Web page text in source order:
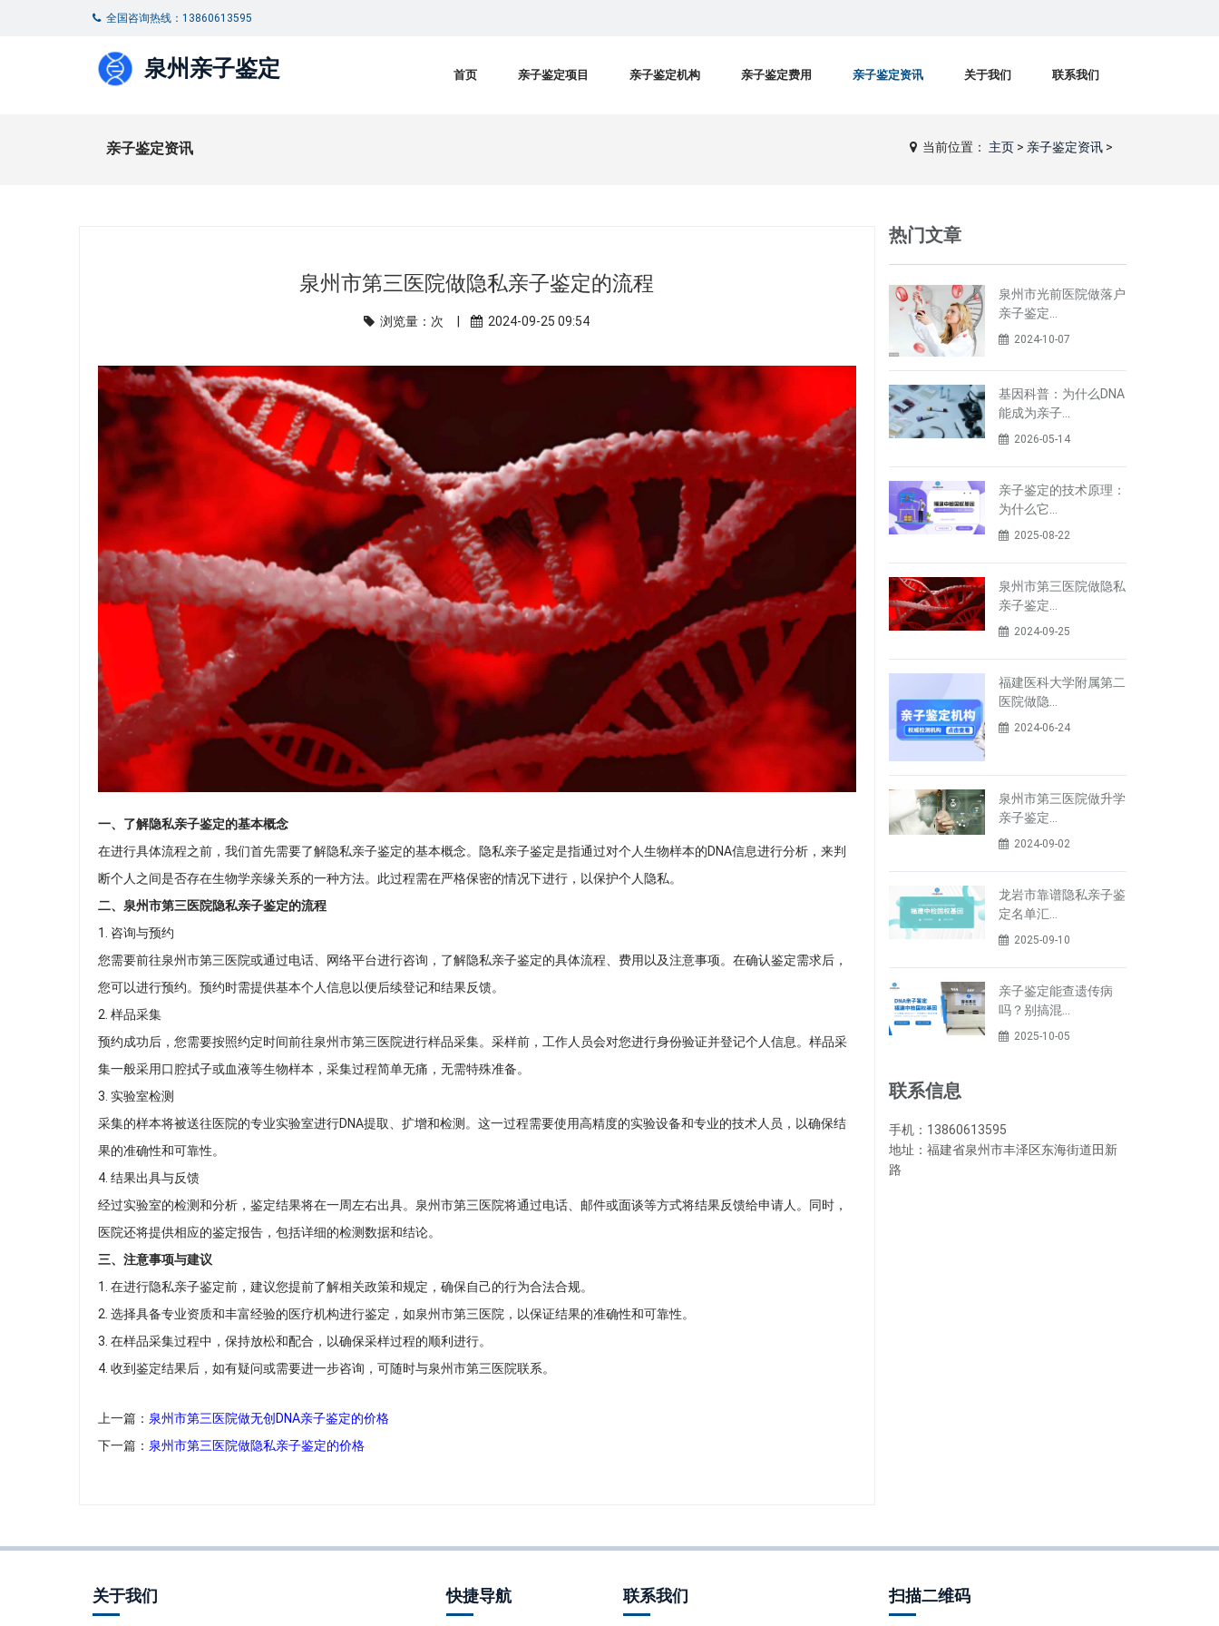
全国咨询热线：13860613595
泉州亲子鉴定 首页 亲子鉴定项目 亲子鉴定机构 亲子鉴定费用 亲子鉴定资讯 关于我们 联系我们
亲子鉴定资讯 当前位置： 主页 > 亲子鉴定资讯 >
泉州市第三医院做隐私亲子鉴定的流程
浏览量： 次 | 2024-09-25 09:54
一、了解隐私亲子鉴定的基本概念
在进行具体流程之前，我们首先需要了解隐私亲子鉴定的基本概念。隐私亲子鉴定是指通过对个人生物样本的DNA信息进行分析，来判
断个人之间是否存在生物学亲缘关系的一种方法。此过程需在严格保密的情况下进行，以保护个人隐私。
二、泉州市第三医院隐私亲子鉴定的流程
1. 咨询与预约
您需要前往泉州市第三医院或通过电话、网络平台进行咨询，了解隐私亲子鉴定的具体流程、费用以及注意事项。在确认鉴定需求后，
您可以进行预约。预约时需提供基本个人信息以便后续登记和结果反馈。
2. 样品采集
预约成功后，您需要按照约定时间前往泉州市第三医院进行样品采集。采样前，工作人员会对您进行身份验证并登记个人信息。样品采
集一般采用口腔拭子或血液等生物样本，采集过程简单无痛，无需特殊准备。
3. 实验室检测
采集的样本将被送往医院的专业实验室进行DNA提取、扩增和检测。这一过程需要使用高精度的实验设备和专业的技术人员，以确保结
果的准确性和可靠性。
4. 结果出具与反馈
经过实验室的检测和分析，鉴定结果将在一周左右出具。泉州市第三医院将通过电话、邮件或面谈等方式将结果反馈给申请人。同时，
医院还将提供相应的鉴定报告，包括详细的检测数据和结论。
三、注意事项与建议
1. 在进行隐私亲子鉴定前，建议您提前了解相关政策和规定，确保自己的行为合法合规。
2. 选择具备专业资质和丰富经验的医疗机构进行鉴定，如泉州市第三医院，以保证结果的准确性和可靠性。
3. 在样品采集过程中，保持放松和配合，以确保采样过程的顺利进行。
4. 收到鉴定结果后，如有疑问或需要进一步咨询，可随时与泉州市第三医院联系。
上一篇： 泉州市第三医院做无创DNA亲子鉴定的价格
下一篇： 泉州市第三医院做隐私亲子鉴定的价格
热门文章
泉州市光前医院做落户
亲子鉴定…
2024-10-07
基因科普：为什么DNA
能成为亲子…
2026-05-14
亲子鉴定的技术原理：
为什么它…
2025-08-22
泉州市第三医院做隐私
亲子鉴定…
2024-09-25
福建医科大学附属第二
医院做隐…
2024-06-24
泉州市第三医院做升学
亲子鉴定…
2024-09-02
龙岩市靠谱隐私亲子鉴
定名单汇…
2025-09-10
亲子鉴定能查遗传病
吗？别搞混…
2025-10-05
联系信息
手机：13860613595
地址：福建省泉州市丰泽区东海街道田新
路
关于我们 快捷导航 联系我们 扫描二维码